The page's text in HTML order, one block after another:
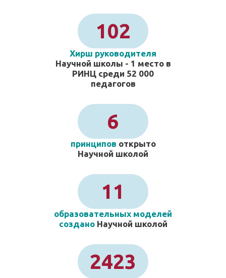
102
Хирш руководителя
Научной школы - 1 место в
РИНЦ среди 52 000
педагогов
6
принципов открыто
Научной школой
11
образовательных моделей
создано Научной школой
2423